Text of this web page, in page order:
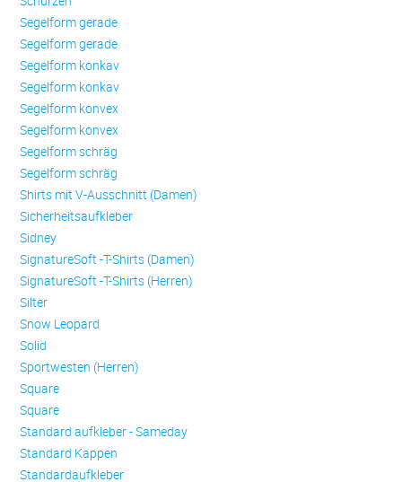
Se­gel­form ge­ra­de
Se­gel­form ge­ra­de
Se­gel­form konkav
Se­gel­form konkav
Se­gel­form konvex
Se­gel­form konvex
Se­gel­form schräg
Se­gel­form schräg
Shirts mit V-Ausschnitt (Damen)
Sicherheitsaufkleber
Sidney
SignatureSoft -T-Shirts (Damen)
SignatureSoft -T-Shirts (Herren)
Silter
Snow Leopard
Solid
Sportwesten (Herren)
Square
Square
Standard aufkleber - Sameday
Standard Kappen
Standardaufkleber